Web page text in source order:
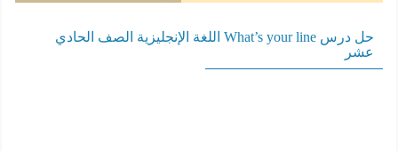
حل درس What’s your line اللغة الإنجليزية الصف الحادي
عشر